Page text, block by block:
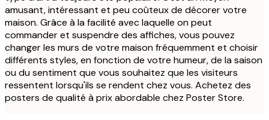
amusant, intéressant et peu coûteux de décorer votre
maison. Grâce à la facilité avec laquelle on peut
commander et suspendre des affiches, vous pouvez
changer les murs de votre maison fréquemment et choisir
différents styles, en fonction de votre humeur, de la saison
ou du sentiment que vous souhaitez que les visiteurs
ressentent lorsqu'ils se rendent chez vous. Achetez des
posters de qualité à prix abordable chez Poster Store.